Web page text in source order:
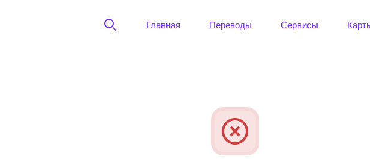
Главная Переводы Сервисы